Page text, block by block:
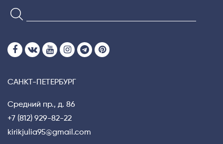
САНКТ-ПЕТЕРБУРГ
Средний пр., д. 86
+7 (812) 929-82-22
kirikjulia95@gmail.com